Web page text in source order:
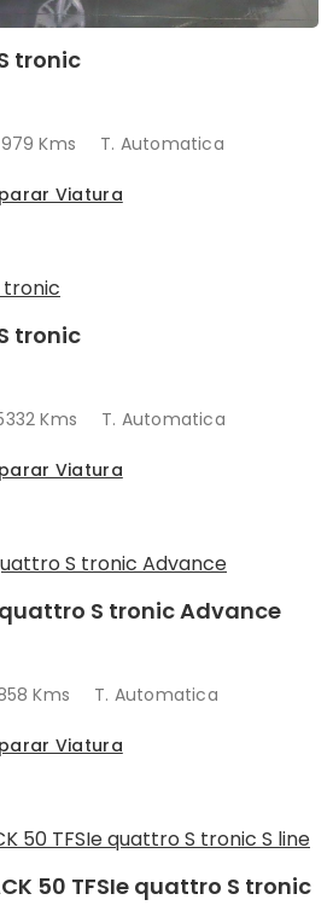
tronic
Kms T. Automatica
Viatura
tronic
Kms T. Automatica
Viatura
quattro S tronic Advance
Kms T. Automatica
Viatura
50 TFSIe quattro S tronic